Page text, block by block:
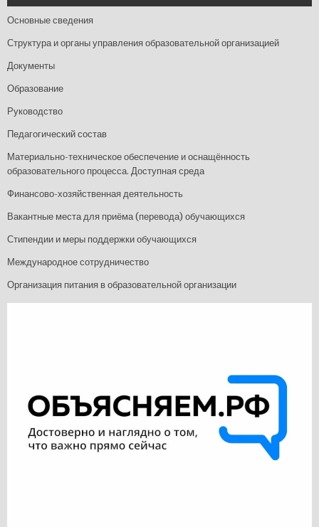
Основные сведения
Структура и органы управления образовательной организацией
Документы
Образование
Руководство
Педагогический состав
Материально-техническое обеспечение и оснащённость
образовательного процесса. Доступная среда
Финансово-хозяйственная деятельность
Вакантные места для приёма (перевода) обучающихся
Стипендии и меры поддержки обучающихся
Международное сотрудничество
Организация питания в образовательной организации